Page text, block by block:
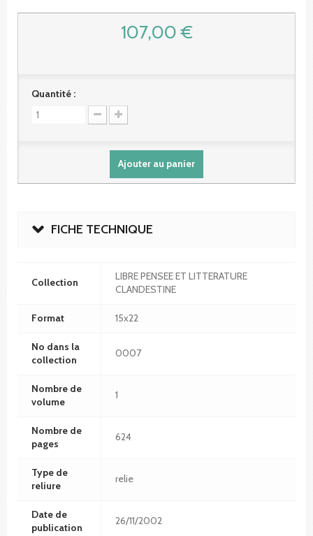
107,00 €
Quantité :
Ajouter au panier
FICHE TECHNIQUE
Collection
LIBRE PENSEE ET LITTERATURE
CLANDESTINE
Format 15x22
No dans la
collection
0007
Nombre de
volume
1
Nombre de
pages
624
Type de
reliure
relie
Date de
publication
26/11/2002